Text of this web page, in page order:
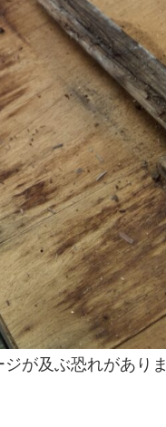
が及ぶ恐れがありま